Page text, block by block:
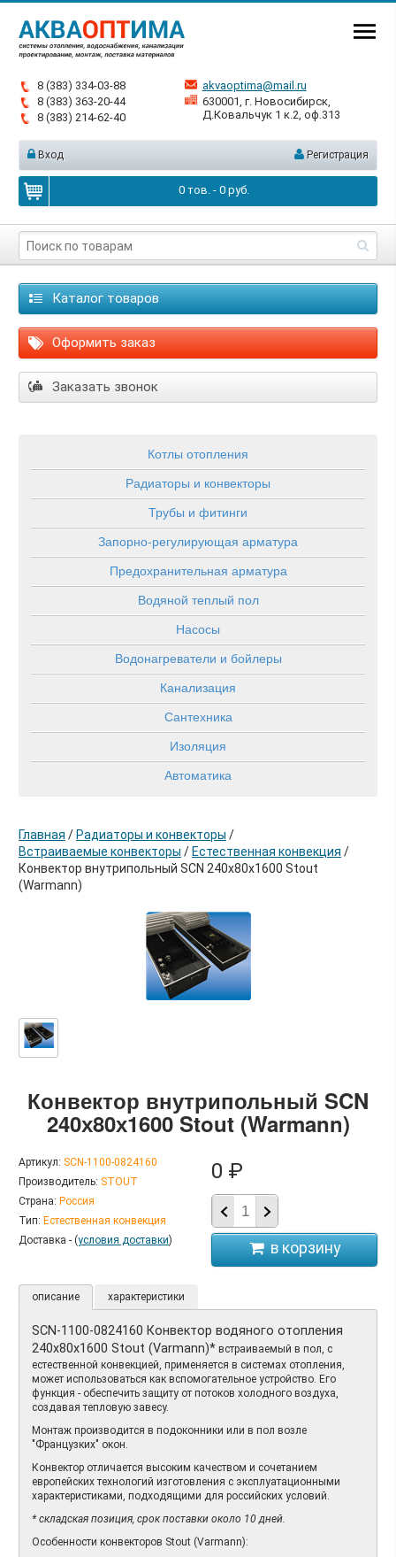
8 (383) 334-03-88
8 (383) 363-20-44
8 (383) 214-62-40
akvaoptima@mail.ru
630001, г. Новосибирск,
Д.Ковальчук 1 к.2, оф.313
Вход Регистрация
0тов. - 0руб.
Каталог товаров
Оформить заказ
Заказать звонок
Котлы отопления
Радиаторы и конвекторы
Трубы и фитинги
Запорно-регулирующая арматура
Предохранительная арматура
Водяной теплый пол
Насосы
Водонагреватели и бойлеры
Канализация
Сантехника
Изоляция
Автоматика
Главная / Радиаторы и конвекторы /
Встраиваемые конвекторы / Естественная конвекция /
Конвектор внутрипольный SCN 240х80х1600 Stout
(Warmann)
Конвектор внутрипольный SCN
240х80х1600 Stout (Warmann)
Артикул: SCN-1100-0824160
Производитель: STOUT
Страна: Россия
Тип: Естественная конвекция
Доставка - (условия доставки)
0 ₽
в корзину
описание характеристики
SCN-1100-0824160 Конвектор водяного отопления
240х80х1600 Stout (Varmann)* встраиваемый в пол, с
естественной конвекцией, применяется в системах отопления,
может использоваться как вспомогательное устройство. Его
функция - обеспечить защиту от потоков холодного воздуха,
создавая тепловую завесу.
Монтаж производится в подоконники или в пол возле
"Французких" окон.
Конвектор отличается высоким качеством и сочетанием
европейских технологий изготовления с эксплуатационными
характеристиками, подходящими для российских условий.
* складская позиция, срок поставки около 10 дней.
Особенности конвекторов Stout (Varmann):